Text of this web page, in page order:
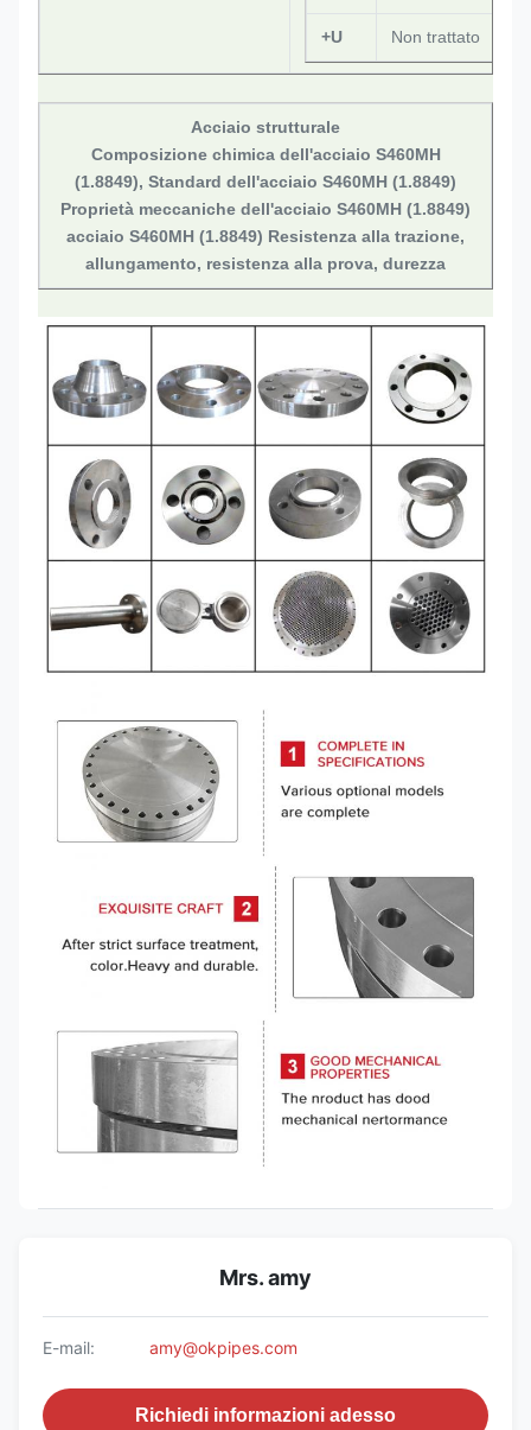
+U Non trattato
Acciaio strutturale
Composizione chimica dell'acciaio S460MH
(1.8849), Standard dell'acciaio S460MH (1.8849)
Proprietà meccaniche dell'acciaio S460MH (1.8849)
acciaio S460MH (1.8849) Resistenza alla trazione,
allungamento, resistenza alla prova, durezza
Mrs. amy
E-mail: amy@okpipes.com
Richiedi informazioni adesso